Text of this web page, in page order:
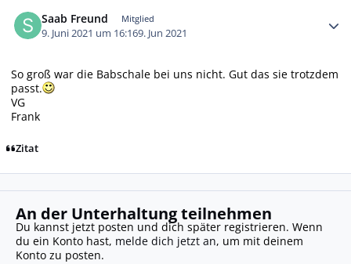
Saab Freund Mitglied
9. Juni 2021 um 16:169. Jun 2021
So groß war die Babschale bei uns nicht. Gut das sie trotzdem
passt.
VG
Frank
Zitat
An der Unterhaltung teilnehmen
Du kannst jetzt posten und dich später registrieren. Wenn
du ein Konto hast, melde dich jetzt an, um mit deinem
Konto zu posten.